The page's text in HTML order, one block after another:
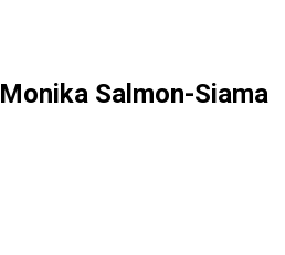
Monika Salmon-Siama